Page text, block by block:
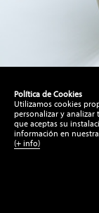
Política de Cookies
Utilizamos cookies
personalizar y
que aceptas su
información en nuestra
(+ info)